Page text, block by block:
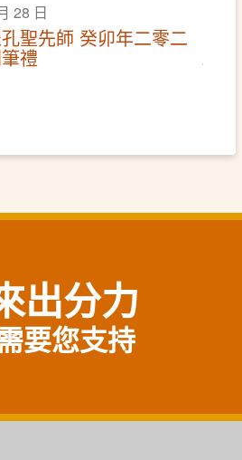
28 日
聖先師 癸卯年二零二
禮
出分力
要您支持